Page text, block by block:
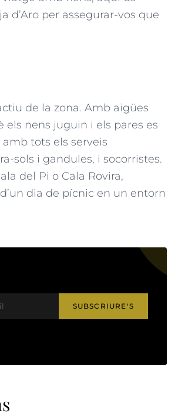
d’Aro per assegurar-vos que
de la zona. Amb aigües
els nens juguin i els pares es
tots els serveis
sols i gandules, i socorristes.
del Pi o Cala Rovira,
dia de pícnic en un entorn
SUBSCRIURE'S